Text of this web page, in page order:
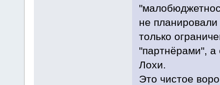
не
только
"партнёрами",
Лохи.
Это чистое